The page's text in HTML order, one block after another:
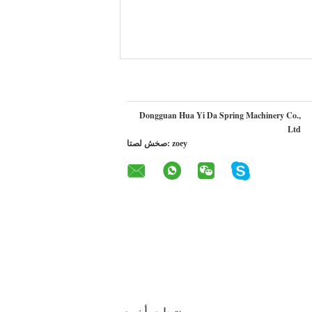
Dongguan Hua Yi Da Spring Machinery Co.,
Ltd
اتصل شخص: zoey